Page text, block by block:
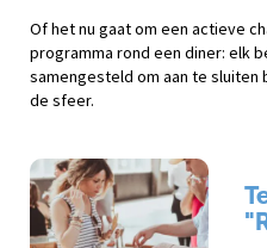
Of het nu gaat om een actieve
programma rond een diner: elk
samengesteld om aan te
de sfeer.